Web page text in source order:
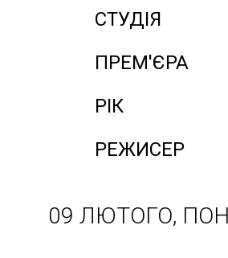
СТУДІЯ
ПРЕМ'ЄРА
РІК
РЕЖИСЕР
09 ЛЮТОГО,